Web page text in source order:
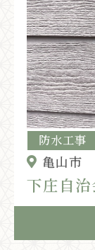
防水工事
亀山市
下庄自